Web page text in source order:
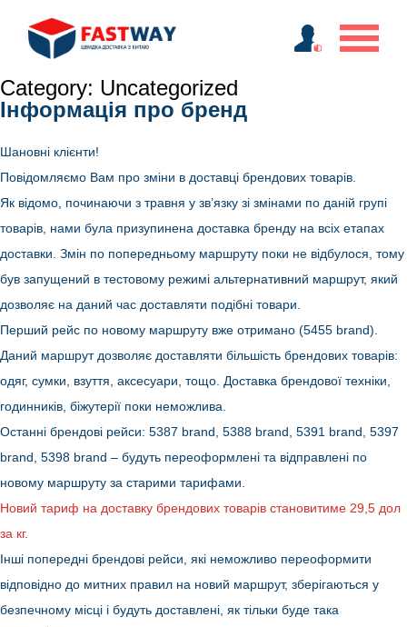
Category: Uncategorized
Інформація про бренд
Шановні клієнти!
Повідомляємо Вам про зміни в доставці брендових товарів.
Як відомо, починаючи з травня у зв’язку зі змінами по даній групі
товарів, нами була призупинена доставка бренду на всіх етапах
доставки. Змін по попередньому маршруту поки не відбулося, тому
був запущений в тестовому режимі альтернативний маршрут, який
дозволяє на даний час доставляти подібні товари.
Перший рейс по новому маршруту вже отримано (5455 brand).
Даний маршрут дозволяє доставляти більшість брендових товарів:
одяг, сумки, взуття, аксесуари, тощо. Доставка брендової техніки,
годинників, біжутерії поки неможлива.
Останні брендові рейси: 5387 brand, 5388 brand, 5391 brand, 5397
brand, 5398 brand – будуть переоформлені та відправлені по
новому маршруту за старими тарифами.
Новий тариф на доставку брендових товарів становитиме 29,5 дол
за кг.
Інші попередні брендові рейси, які неможливо переоформити
відповідно до митних правил на новий маршрут, зберігаються у
безпечному місці і будуть доставлені, як тільки буде така